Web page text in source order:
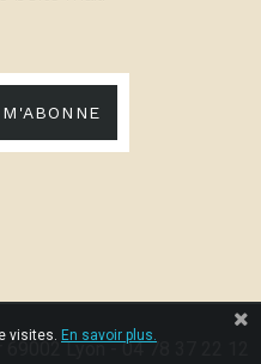
69002 Lyon - 04 78 37 22 12
visites. En savoir plus.